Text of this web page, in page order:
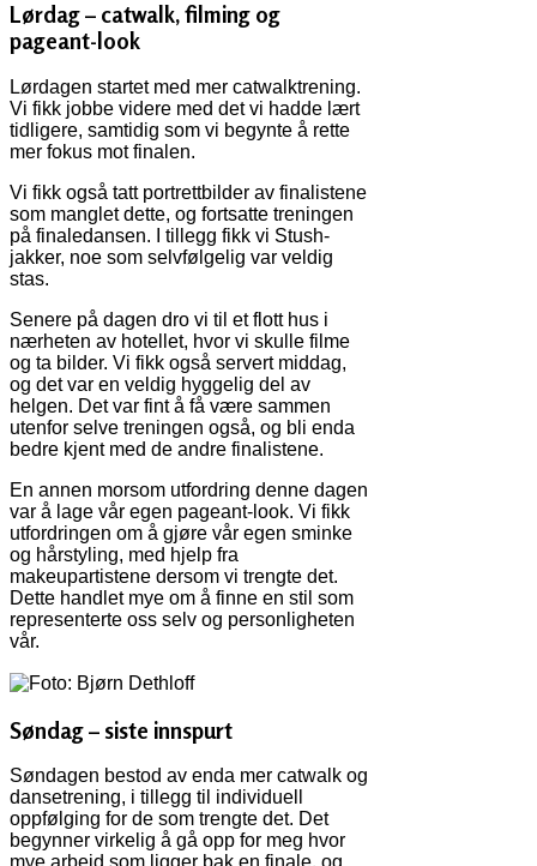
Lørdag – catwalk, filming og
pageant-look
Lørdagen startet med mer catwalktrening.
Vi fikk jobbe videre med det vi hadde lært
tidligere, samtidig som vi begynte å rette
mer fokus mot finalen.
Vi fikk også tatt portrettbilder av finalistene
som manglet dette, og fortsatte treningen
på finaledansen. I tillegg fikk vi Stush-
jakker, noe som selvfølgelig var veldig
stas.
Senere på dagen dro vi til et flott hus i
nærheten av hotellet, hvor vi skulle filme
og ta bilder. Vi fikk også servert middag,
og det var en veldig hyggelig del av
helgen. Det var fint å få være sammen
utenfor selve treningen også, og bli enda
bedre kjent med de andre finalistene.
En annen morsom utfordring denne dagen
var å lage vår egen pageant-look. Vi fikk
utfordringen om å gjøre vår egen sminke
og hårstyling, med hjelp fra
makeupartistene dersom vi trengte det.
Dette handlet mye om å finne en stil som
representerte oss selv og personligheten
vår.
Søndag – siste innspurt
Søndagen bestod av enda mer catwalk og
dansetrening, i tillegg til individuell
oppfølging for de som trengte det. Det
begynner virkelig å gå opp for meg hvor